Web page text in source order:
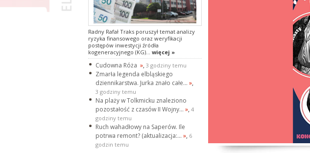
Radny Rafał Traks poruszył temat analizy
ryzyka finansowego oraz weryfikacji
postępów inwestycji źródła
kogeneracyjnego (KG)... więcej »
Cudowna Róża », 3 godziny temu
Zmarła legenda elbląskiego
dziennikarstwa. Jurka znało całe... »,
3 godziny temu
Na plaży w Tolkmicku znaleziono
pozostałość z czasów II Wojny... », 4
godziny temu
Ruch wahadłowy na Saperów. Ile
potrwa remont? (aktualizacja:... », 6
godzin temu